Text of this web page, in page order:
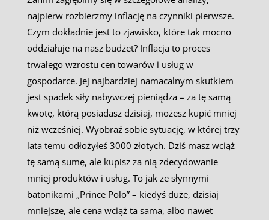
najpierw rozbierzmy inflację na czynniki pierwsze.
Czym dokładnie jest to zjawisko, które tak mocno
oddziałuje na nasz budżet? Inflacja to proces
trwałego wzrostu cen towarów i usług w
gospodarce. Jej najbardziej namacalnym skutkiem
jest spadek siły nabywczej pieniądza – za tę samą
kwotę, którą posiadasz dzisiaj, możesz kupić mniej
niż wcześniej. Wyobraź sobie sytuację, w której trzy
lata temu odłożyłeś 3000 złotych. Dziś masz wciąż
tę samą sumę, ale kupisz za nią zdecydowanie
mniej produktów i usług. To jak ze słynnymi
batonikami „Prince Polo” – kiedyś duże, dzisiaj
mniejsze, ale cena wciąż ta sama, albo nawet